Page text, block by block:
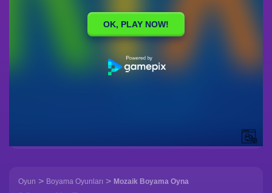
Oyun > Boyama Oyunları > Mozaik Boyama Oyna